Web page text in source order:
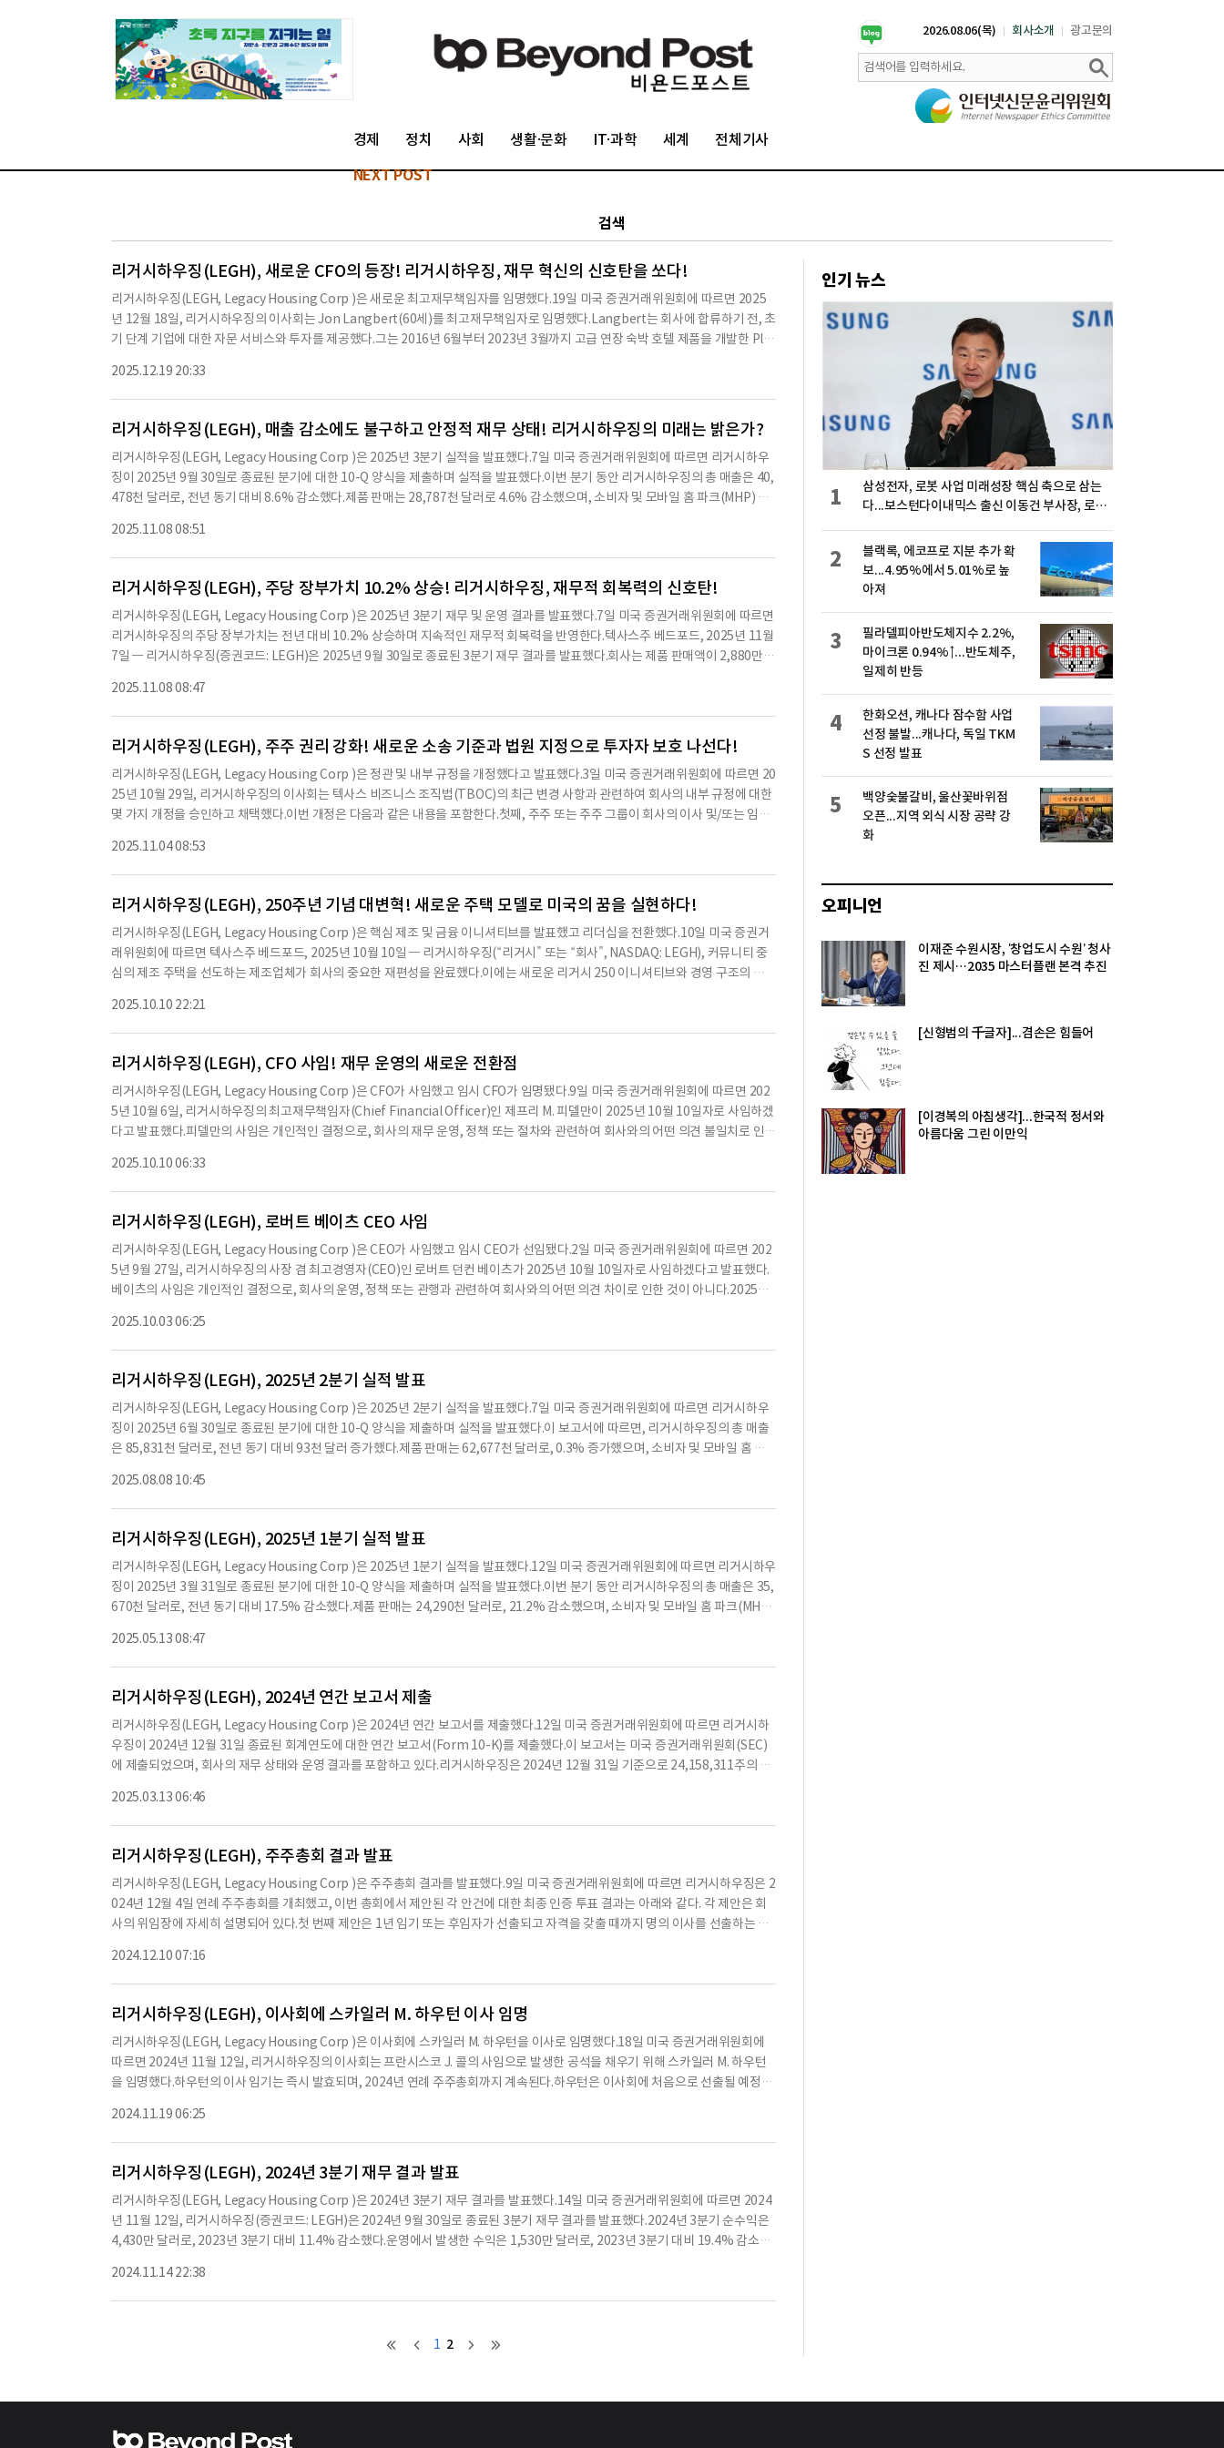
2026.08.06(목) 회사소개 광고문의
경제 정치 사회 생활·문화 IT·과학 세계 전체기사
NEXT POST
검색
리거시하우징(LEGH), 새로운 CFO의 등장! 리거시하우징, 재무 혁신의 신호탄을 쏘다!
리거시하우징(LEGH, Legacy Housing Corp )은 새로운 최고재무책임자를 임명했다.19일 미국 증권거래위원회에 따르면 2025
년 12월 18일, 리거시하우징의 이사회는 Jon Langbert(60세)를 최고재무책임자로 임명했다.Langbert는 회사에 합류하기 전, 초
기 단계 기업에 대한 자문 서비스와 투자를 제공했다.그는 2016년 6월부터 2023년 3월까지 고급 연장 숙박 호텔 제품을 개발한 Plu
회사인 Langbert Financial의 소유자였다.Langbert는 1999년에 VC 지원을 받는 인터넷 소매업체 Alight를 설립했으며, 1995
년에는 대규모 게임 장비 운영업체인 Consolidated Route를 설립했다.그는 Electronic Data Systems(현재 HP 엔터프라이즈
서비스)에서 재무 및 회계 경력을 시작했으며, 이 시기에 공인 관리 회계사 자격증을 취득했다.Langbert는 텍사스 대학교 오스틴 캠
퍼스에서 금융학으로 우등 BBA 학위를 받았고, 하버드 경영대학원에서 MBA를 취득했다.리거시하우징과 Langbert는 그의 임명
이후 고용 계약을 체결할 것으로 예상하고 있다.Langbert는 2025년 12월 18일에 임시 최고재무책임자로서 사임한 Ronald Arrin
gton을 대체한다.위에서 설명한 것 외에는 Langbert가 리거시하우징의 임원으로 선출되기 위해 사람과의 어떠한 협의나 이해관
계도 없다.Langbert 본인이나 그의 직계 가족은 1934년 증권거래법의 규정 S-K의 항목 404(a)에 따라 공개해야 할 거래에 대해 직
2025.12.19 20:33
리거시하우징(LEGH), 매출 감소에도 불구하고 안정적 재무 상태! 리거시하우징의 미래는 밝은가?
리거시하우징(LEGH, Legacy Housing Corp )은 2025년 3분기 실적을 발표했다.7일 미국 증권거래위원회에 따르면 리거시하우
징이 2025년 9월 30일로 종료된 분기에 대한 10-Q 양식을 제출하며 실적을 발표했다.이번 분기 동안 리거시하우징의 총 매출은 40,
478천 달러로, 전년 동기 대비 8.6% 감소했다.제품 판매는 28,787천 달러로 4.6% 감소했으며, 소비자 및 모바일 홈 파크(MHP) 대
증가했으며, 이로 인해 운영 수익은 9,709천 달러로 36.6% 감소했다.리거시하우징의 순이익은 8,645천 달러로, 전년 동기 대비 45.
3% 감소했다.기본 주당 순이익은 0.36달러, 희석 주당 순이익은 0.35달러로 보고됐다.회사는 2025년 9월 30일 기준으로 총 자산이
557,927천 달러, 총 부채는 36,329천 달러로 보고했다.주주 자본은 521,598천 달러로, 전년 동기 대비 증가했다.리거시하우징은 2
025년 10월 30일, AmeriCasa Solutions LLC와 자산 및 회원 지분 구매 계약을 체결했다.이 계약에 따라 리거시하우징은 Ameri
Casa의 사업과 관련된 대부분의 자산을 인수할 예정이다.회사는 2025년 9월 30일 기준으로 13,551천 달러의 현금을 보유하고 있
으며, 이는 2024년 12월 31일의 1,149천 달러에서 크게 증가한 수치다.리거시하우징의 현재 재무 상태는 안정적이며, 향후 성장 가
능성이 높다.그러나 운영 비용 증가와 매출 감소는 주의 깊게 살펴봐야 할 요소다.※ 본 컨텐츠는 AI API를 이용하여 요약한 내용으로
2025.11.08 08:51
리거시하우징(LEGH), 주당 장부가치 10.2% 상승! 리거시하우징, 재무적 회복력의 신호탄!
리거시하우징(LEGH, Legacy Housing Corp )은 2025년 3분기 재무 및 운영 결과를 발표했다.7일 미국 증권거래위원회에 따르면
리거시하우징의 주당 장부가치는 전년 대비 10.2% 상승하며 지속적인 재무적 회복력을 반영한다.텍사스주 베드포드, 2025년 11월
7일 — 리거시하우징(증권코드: LEGH)은 2025년 9월 30일로 종료된 3분기 재무 결과를 발표했다.회사는 제품 판매액이 2,880만
간의 475개에서 감소한 수치로, 단위 판매량 감소 추세가 지속되고 있지만, 단위당 순수익은 증가하고 있다.이러한 어려움에도 불구
하고 리거시하우징의 주당 장부가치는 전년 대비 10.2% 상승하며 지속적인 재무적 회복력을 보여준다.분기 종료 후, 리거시하우징
은 CEO, CFO 및 법률 고문이 퇴사하는 등 중요한 경영진 변화가 있었다.창립자인 케네스 쉽리와 커티스 호드슨의 복귀로 리거시하
우징은 연말을 앞두고 비용 절감과 판매 기회 확대에 집중하고 있다.커트 호드슨, 이사회 의장은 "우리는 고객에게 큰 가치를 제공하
고, 비용을 통제하며, 투자자에게 이익을 제공하는 기본으로 돌아가는 데 매우 집중하고 있다"고 말했다.회사는 9월 말에 개최된 주
요 산업 전시회에서 충분한 주문을 확보하여 텍사스 제조 시설이 연말까지 하루 3~4개의 바닥을 생산할 수 있는 전형적인 속도로 운
영될 것이라고 밝혔다.이는 3분기 생산량을 초과하는 속도이다.경영진은 이를 판매 모멘텀 개선의 증거로 보고 있으며, 2025년 마지
250 이니셔티브의 일환으로 우리는 혁신의 속도를 계속해서 높이고
2025.11.08 08:47
리거시하우징(LEGH), 주주 권리 강화! 새로운 소송 기준과 법원 지정으로 투자자 보호 나선다!
리거시하우징(LEGH, Legacy Housing Corp )은 정관 및 내부 규정을 개정했다고 발표했다.3일 미국 증권거래위원회에 따르면 20
25년 10월 29일, 리거시하우징의 이사회는 텍사스 비즈니스 조직법(TBOC)의 최근 변경 사항과 관련하여 회사의 내부 규정에 대한
몇 가지 개정을 승인하고 채택했다.이번 개정은 다음과 같은 내용을 포함한다.첫째, 주주 또는 주주 그룹이 회사의 이사 및/또는 임원
한다. 소유 기준이 추가됐다.둘째, TBOC에 정의된 '내부 실체 청구'에 대한 독점적인 포럼을 텍사스 북부 지방법원으로 명시했으며,
만약 해당 법원이 관할권이 없을 경우 텍사스 비즈니스 법원 또는 타런트 카운티의 텍사스 주 지방법원으로 지정됐다.셋째, TBOC에
정의된 '내부 실체 청구'에 대한 배심원 재판 포기를 규정했다.이번 개정 사항은 회사의 정관 및 내부 규정의 전반적인 효력을 유지하
며, 개정된 내용은 회사의 정관 제3.2, 제3.3, 제3.4로 제출된 문서에 포함되어 있다.또한, 2025년 10월 29일 이사회는 커티스 D. 호
지슨을 이사회 의장으로 임명했다. 호지슨은 2005년 회사의 공동 창립자이며, 2018년 1월부터 이사로 재직해왔다. 그는 2022년 1
월부터 2024년 12월까지 이사회 의장직을 수행했다.케네스 E. 쉽리, 이전 의장은 이사회 구성원으로 계속 활동할 예정이다.이번 개
정은 회사의 주주들에게 중요한 변화로, 주주들의 권리와 회사의 법적 절차에 대한 명확성을 제공한다. 현재 리거시하우징의 재무 상
고용이며 투자를 할때는 컨텐츠 원문을 필히 필독하시
2025.11.04 08:53
리거시하우징(LEGH), 250주년 기념 대변혁! 새로운 주택 모델로 미국의 꿈을 실현하다!
리거시하우징(LEGH, Legacy Housing Corp )은 핵심 제조 및 금융 이니셔티브를 발표했고 리더십을 전환했다.10일 미국 증권거
래위원회에 따르면 텍사스주 베드포드, 2025년 10월 10일 — 리거시하우징(“리거시” 또는 “회사”, NASDAQ: LEGH), 커뮤니티 중
심의 제조 주택을 선도하는 제조업체가 회사의 중요한 재편성을 완료했다.이에는 새로운 리거시 250 이니셔티브와 경영 구조의 개
현하는 데 집중하고 있다.“리거시 주택은 더 높고, 더 넓고, 더 나아졌다”고 회사의 공동 창립자이자 이사인 커티스 호드슨이 말했
다.“더 높은 지붕 경사, 클래스에서 가장 넓은 바닥, 모든 방에 있는 아치형 천장을 갖춘 우리는 가족들이 자랑스럽게 부를 수 있는 독
특한 제품을 제공한다.리거시 250 이니셔티브의 일환으로 회사는 리거시 얼티밋 시리즈를 소개했다.2026년에는 리거시 250 주택
모델이 국가의 250주년 생일과 리거시가 미국의 꿈의 핵심 요소인 주택 소유를 제공하는 역할을 기념할 것이다.이 모델에는 업계 최
초의 새로운 8x12 창고 모듈이 포함된다.이 기능은 리거시 250 주택 모델에 선택적 추가 기능으로 제공되어 고객에게 주택의 주요
생활 공간에서 상당한 양의 저장 공간을 확보함으로써 기능적인 삶의 질 향상을 제공한다.“우리는 가족 친화적이고 현대적인 생활을
위해 설계된 현대적인 평면도를 개발했다”고 회사의 영업 사원인 제프 린더가 말했다.“우리의 통합 식사 바, 미디어 중심의 가족실, 5
21 SEER 숨겨진 덕트 “미니 스플릿” 히트 펌프가 그것이다.이 시스템은 주택
2025.10.10 22:21
리거시하우징(LEGH), CFO 사임! 재무 운영의 새로운 전환점
리거시하우징(LEGH, Legacy Housing Corp )은 CFO가 사임했고 임시 CFO가 임명됐다.9일 미국 증권거래위원회에 따르면 202
5년 10월 6일, 리거시하우징의 최고재무책임자(Chief Financial Officer)인 제프리 M. 피델만이 2025년 10월 10일자로 사임하겠
다고 발표했다.피델만의 사임은 개인적인 결정으로, 회사의 재무 운영, 정책 또는 절차와 관련하여 회사와의 어떤 의견 불일치로 인한
책임자로 임명했다.애링턴은 후임자가 임명될 때까지 회사의 주요 재무 책임자 및 주요 회계 책임자로서 역할을 수행하게 된다.애링
턴은 현재 63세로, 2024년 9월부터 리거시하우징의 모바일 홈 커뮤니티에서 개발 관리자(Development Manager)로 근무하고
있으며, 2022년 5월부터 2023년 9월까지 회사의 최고재무책임자로 재직한 경력이 있다.그는 리거시하우징의 재무 운영을 감독하
며 회계 시스템, 정책 및 재무 보고를 관리했다.35년 이상의 경력을 가진 애링턴은 항공우주, 건설, 제조 및 소매업체에서 최고재무책
임자, 재무 부사장 및 기업 회계 담당자로 근무했으며, 2023년 10월부터 2024년 7월까지 데이브 앤 버스터스(Dave & Buster’s In
c.) 및 패뷸러스 플로어스(Fabulous Floors)의 계약 컨설턴트로 활동했다.그는 운영 재무, 재무 관리 시스템, 운영 구조 조정 및 프로
세스 개선에 대한 폭넓은 경험을 보유하고 있다.애링턴은 텍사스 대학교 알링턴 캠퍼스에서 경영학 학사 학위를 취득하였으며, 공인
(a)
2025.10.10 06:33
리거시하우징(LEGH), 로버트 베이츠 CEO 사임
리거시하우징(LEGH, Legacy Housing Corp )은 CEO가 사임했고 임시 CEO가 선임됐다.2일 미국 증권거래위원회에 따르면 202
5년 9월 27일, 리거시하우징의 사장 겸 최고경영자(CEO)인 로버트 던컨 베이츠가 2025년 10월 10일자로 사임하겠다고 발표했다.
베이츠의 사임은 개인적인 결정으로, 회사의 운영, 정책 또는 관행과 관련하여 회사와의 어떤 의견 차이로 인한 것이 아니다.2025년
를 지명할 때까지의 임시 조치이다.쉽리에 대한 전기 및 기타 정보는 2024 회계연도에 대한 연례 보고서인 10-K 양식의 제3부에
2025.10.03 06:25
리거시하우징(LEGH), 2025년 2분기 실적 발표
리거시하우징(LEGH, Legacy Housing Corp )은 2025년 2분기 실적을 발표했다.7일 미국 증권거래위원회에 따르면 리거시하우
징이 2025년 6월 30일로 종료된 분기에 대한 10-Q 양식을 제출하며 실적을 발표했다.이 보고서에 따르면, 리거시하우징의 총 매출
은 85,831천 달러로, 전년 동기 대비 93천 달러 증가했다.제품 판매는 62,677천 달러로, 0.3% 증가했으며, 소비자 및 모바일 홈 파
423천 달러로, 8.4% 증가했으며, 이 중 제품 판매 비용은 43,133천 달러로 2.6% 증가했다.판매, 일반 및 관리 비용은 12,934천 달
러로 12.8% 증가했다.리거시하우징의 순이익은 24,971천 달러로, 전년 동기 대비 20.3% 감소했다.리거시하우징의 CEO인 던컨 베
이츠는 "이번 분기 동안 우리는 제품 판매와 대출 이자 수익에서 긍정적인 성과를 보였지만, 기타 수익의 감소로 인해 순이익이 감소
했다"고 밝혔다.이어 "우리는 앞으로도 고객에게 더 나은 서비스를 제공하기 위해 노력할 것"이라고 덧붙였다.리거시하우징은 현재
텍사스, 조지아, 오클라호마 등 15개 주에서 운영되고 있으며, 고객에게 맞춤형 주택을 제공하고 있다.회사는 또한 독립 소매업체와
의 협력을 통해 판매를 확대하고 있으며, 소비자 금융 옵션을 제공하여 경쟁력을 높이고 있다.2025년 6월 30일 기준으로 리거시하우
징의 현금 잔고는 2,631천 달러로, 2024년 12월 31일의 1,149천 달러에서 증가했다.회사는 앞으로 12개월에서 18개월 동안 운영
2025.08.08 10:45
리거시하우징(LEGH), 2025년 1분기 실적 발표
리거시하우징(LEGH, Legacy Housing Corp )은 2025년 1분기 실적을 발표했다.12일 미국 증권거래위원회에 따르면 리거시하우
징이 2025년 3월 31일로 종료된 분기에 대한 10-Q 양식을 제출하며 실적을 발표했다.이번 분기 동안 리거시하우징의 총 매출은 35,
670천 달러로, 전년 동기 대비 17.5% 감소했다.제품 판매는 24,290천 달러로, 21.2% 감소했으며, 소비자 및 모바일 홈 파크(MHP)
1% 감소했으며, 이 중 제품 판매 비용은 17,192천 달러로 16.0% 감소했다.리거시하우징의 운영 수익은 11,591천 달러로, 30.8%
감소했다.세전 수익은 12,728천 달러로, 31.2% 감소했으며, 순이익은 10,276천 달러로 32.1% 감소했다.리거시하우징은 2025년
3월 31일 기준으로 3,414천 달러의 현금을 보유하고 있으며, 이는 2024년 12월 31일의 1,149천 달러에서 증가한 수치다.또한, 리
거시하우징은 2025년 3월 31일 기준으로 24,117,896주가 발행된 상태이며, 주가는 22.88달러로 보고되었다.리거시하우징은 앞으
로도 지속적인 성장을 위해 노력할 것이라고 밝혔다.※ 본 컨텐츠는 AI API를 이용하여 요약한 내용으로 수치나 문맥상 요약이 컨텐
츠 원문과 다를 수 있습니다. 해당 컨텐츠는 투자 참고용이며 투자를 할때는 컨텐츠 원문을 필히 필독하시기 바랍니다.
2025.05.13 08:47
리거시하우징(LEGH), 2024년 연간 보고서 제출
리거시하우징(LEGH, Legacy Housing Corp )은 2024년 연간 보고서를 제출했다.12일 미국 증권거래위원회에 따르면 리거시하
우징이 2024년 12월 31일 종료된 회계연도에 대한 연간 보고서(Form 10-K)를 제출했다.이 보고서는 미국 증권거래위원회(SEC)
에 제출되었으며, 회사의 재무 상태와 운영 결과를 포함하고 있다.리거시하우징은 2024년 12월 31일 기준으로 24,158,311주의 보
선주가 없는 경우 비례적으로 배당금을 받을 수 있다.또한, 회사는 10,000,000주의 우선주를 발행할 수 있는 권한을 가지고 있으며,
이 우선주는 이사회에 의해 권리와 특권이 결정된다.리거시하우징의 보통주는 NASDAQ 글로벌 선택 시장에서 'LEGH'라는 기호로
거래되고 있다.리거시하우징의 CEO인 던컨 베이츠는 연간 보고서에 대한 인증서를 제출하며, 이 보고서가 1934년 증권거래법 제1
3(a) 또는 제15(d)의 요구사항을 완전히 준수하고 있으며, 보고서에 포함된 정보가 회사의 재무 상태와 운영 결과를 모든 중요한 측
면에서 공정하게 나타내고 있다고 밝혔다.CFO인 제프리 M. 피델만도 동일한 인증서를 제출하며, 보고서의 정확성을 확인했다.리거
시하우징은 내부 통제 및 공시 절차를 수립하고 유지할 책임이 있으며, 이사회와 감사위원회에 모든 중요한 결함 및 물질적 약점을 보
고해야 한다.이 회사는 2024년 12월 31일 기준으로 내부 통제가 효과적이지 않다고 평가했다.리거시하우징은 2024년 동안 2,471
상태는 2024년 12월 31일 기준으로 총 자산이
2025.03.13 06:46
리거시하우징(LEGH), 주주총회 결과 발표
리거시하우징(LEGH, Legacy Housing Corp )은 주주총회 결과를 발표했다.9일 미국 증권거래위원회에 따르면 리거시하우징은 2
024년 12월 4일 연례 주주총회를 개최했고, 이번 총회에서 제안된 각 안건에 대한 최종 인증 투표 결과는 아래와 같다. 각 제안은 회
사의 위임장에 자세히 설명되어 있다.첫 번째 제안은 1년 임기 또는 후임자가 선출되고 자격을 갖출 때까지 명의 이사를 선출하는 것
E. 쉽리는 2,017만 6,057표 찬성, 167,010표 반대, 2,714표 기권으로 선출됐다. 제프리 K. 스타우더는 1,560만 6,787표
2024.12.10 07:16
리거시하우징(LEGH), 이사회에 스카일러 M. 하우턴 이사 임명
리거시하우징(LEGH, Legacy Housing Corp )은 이사회에 스카일러 M. 하우턴을 이사로 임명했다.18일 미국 증권거래위원회에
따르면 2024년 11월 12일, 리거시하우징의 이사회는 프란시스코 J. 콜의 사임으로 발생한 공석을 채우기 위해 스카일러 M. 하우턴
을 임명했다.하우턴의 이사 임기는 즉시 발효되며, 2024년 연례 주주총회까지 계속된다.하우턴은 이사회에 처음으로 선출될 예정이
기업 거버넌스 위원회, 감사위원회의 위원으로 활동할 예정이다.하우턴은 2013년부터 댈러스에 기반을 둔 변호사로 활동해왔으며,
2024.11.19 06:25
리거시하우징(LEGH), 2024년 3분기 재무 결과 발표
리거시하우징(LEGH, Legacy Housing Corp )은 2024년 3분기 재무 결과를 발표했다.14일 미국 증권거래위원회에 따르면 2024
년 11월 12일, 리거시하우징(증권코드: LEGH)은 2024년 9월 30일로 종료된 3분기 재무 결과를 발표했다.2024년 3분기 순수익은
4,430만 달러로, 2023년 3분기 대비 11.4% 감소했다.운영에서 발생한 수익은 1,530만 달러로, 2023년 3분기 대비 19.4% 감소했
비 1.5% 감소했다.2024년 3분기 장부 가치는 4억 7,930만 달러로, 2023년 3분기 대비 11.6% 증가했다.주당 장부 가치는 19.84 달
러로, 20
2024.11.14 22:38
1 2
인기 뉴스
삼성전자, 로봇 사업 미래성장 핵심 축으로 삼는
다...보스턴다이내믹스 출신 이동건 부사장, 로보
1
블랙록, 에코프로 지분 추가 확
보...4.95%에서 5.01%로 높
아져
2
필라델피아반도체지수 2.2%,
마이크론 0.94%↑...반도체주,
일제히 반등
3
한화오션, 캐나다 잠수함 사업
선정 불발...캐나다, 독일 TKM
S 선정 발표
4
백양숯불갈비, 울산꽃바위점
오픈...지역 외식 시장 공략 강
화
5
오피니언
이재준 수원시장, ‘창업도시 수원’ 청사
진 제시…2035 마스터플랜 본격 추진
[신형범의 千글자]...겸손은 힘들어
[이경복의 아침생각]...한국적 정서와
아름다움 그린 이만익